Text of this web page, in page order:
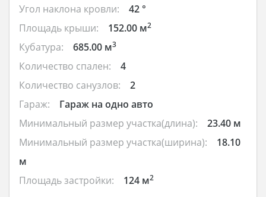
Угол наклона кровли:
42 °
Площадь крыши:
152.00 м2
Кубатура: 685.00 м3
Количество спален:
4
Количество санузлов:
2
Гараж:
Гараж на одно авто
Минимальный размер участка(длина):
23.40 м
Минимальный размер участка(ширина):
18.10
м
Площадь застройки:
124 м2